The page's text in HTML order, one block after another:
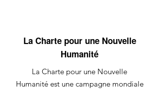
La Charte pour une Nouvelle
Humanité
La Charte pour une Nouvelle
Humanité est une campagne mondiale